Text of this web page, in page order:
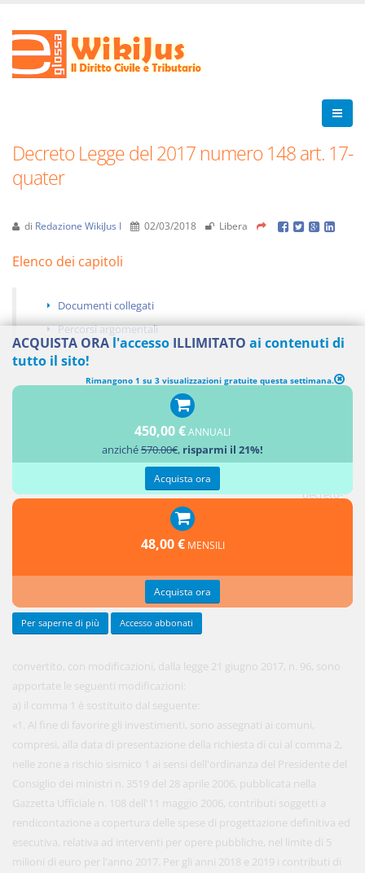
Decreto Legge del 2017 numero 148 art. 17-
quater
di Redazione WikiJus I 02/03/2018 Libera
Elenco dei capitoli
Documenti collegati
Percorsi argomentali
SOSTEGNO ALLA PROGETTAZIONE DEGLI ENTI LOCALI
decreto-
50,
convertito, con modificazioni, dalla legge 21 giugno 2017, n. 96, sono
apportate le seguenti modificazioni:
a) il comma 1 è sostituito dal seguente:
«1. Al fine di favorire gli investimenti, sono assegnati ai comuni,
compresi, alla data di presentazione della richiesta di cui al comma 2,
nelle zone a rischio sismico 1 ai sensi dell'ordinanza del Presidente del
Consiglio dei ministri n. 3519 del 28 aprile 2006, pubblicata nella
Gazzetta Ufficiale n. 108 dell'11 maggio 2006, contributi soggetti a
rendicontazione a copertura delle spese di progettazione definitiva ed
esecutiva, relativa ad interventi per opere pubbliche, nel limite di 5
milioni di euro per l'anno 2017. Per gli anni 2018 e 2019 i contributi di
ACQUISTA ORA l'accesso ILLIMITATO ai contenuti di
tutto il sito!
Rimangono 1 su 3 visualizzazioni gratuite questa settimana.
450,00 €ANNUALI
anziché570.00€, risparmi il 21%!
Acquista ora
48,00 € MENSILI
Acquista ora
Per saperne di più Accesso abbonati